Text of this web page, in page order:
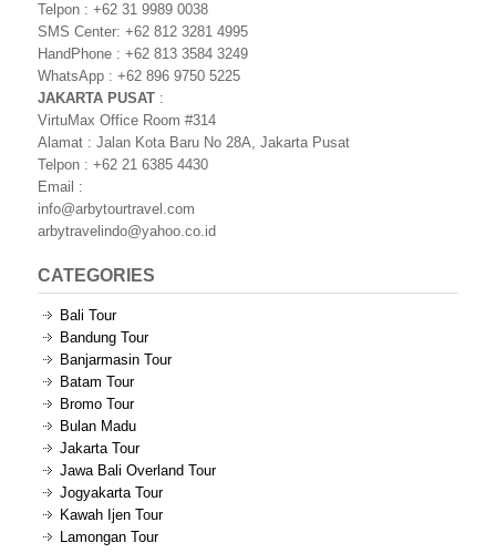
Telpon : +62 31 9989 0038
SMS Center: +62 812 3281 4995
HandPhone : +62 813 3584 3249
WhatsApp : +62 896 9750 5225
JAKARTA PUSAT :
VirtuMax Office Room #314
Alamat : Jalan Kota Baru No 28A, Jakarta Pusat
Telpon : +62 21 6385 4430
Email :
info@arbytourtravel.com
arbytravelindo@yahoo.co.id
CATEGORIES
Bali Tour
Bandung Tour
Banjarmasin Tour
Batam Tour
Bromo Tour
Bulan Madu
Jakarta Tour
Jawa Bali Overland Tour
Jogyakarta Tour
Kawah Ijen Tour
Lamongan Tour